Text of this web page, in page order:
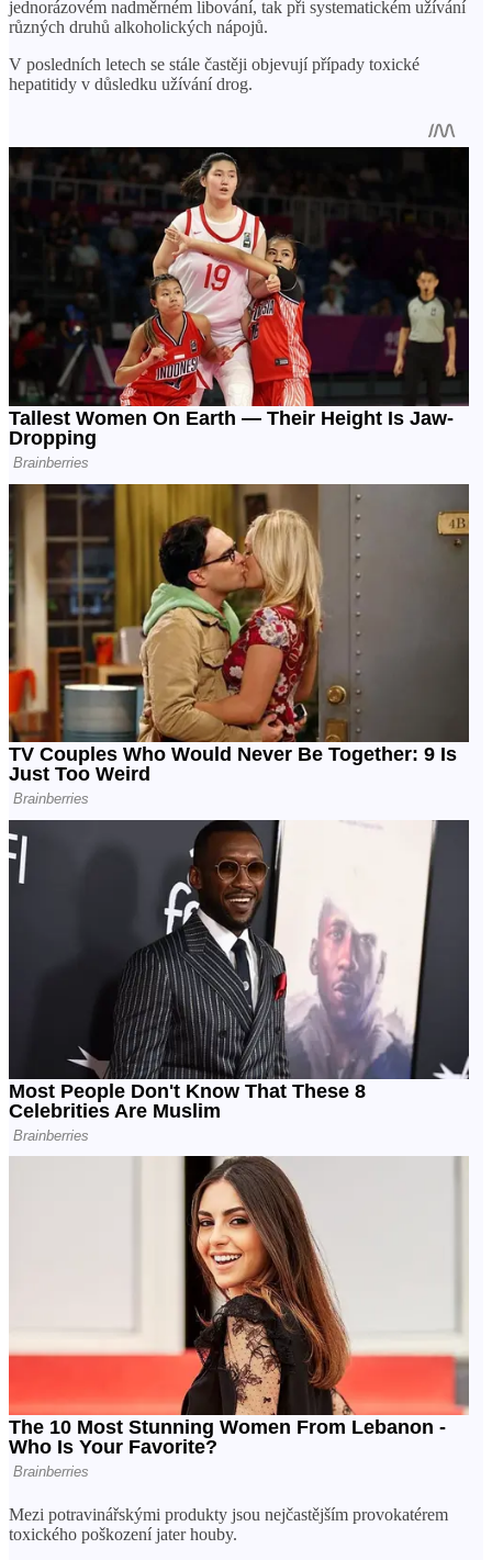
jednorázovém nadměrném libování, tak při systematickém užívání
různých druhů alkoholických nápojů.
V posledních letech se stále častěji objevují případy toxické
hepatitidy v důsledku užívání drog.
Mezi potravinářskými produkty jsou nejčastějším provokatérem
toxického poškození jater houby.